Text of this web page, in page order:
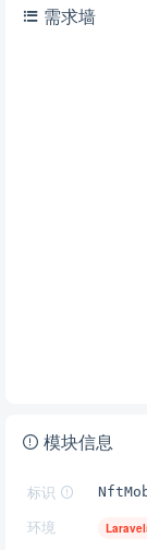
需求墙
模块信息
标识
环境